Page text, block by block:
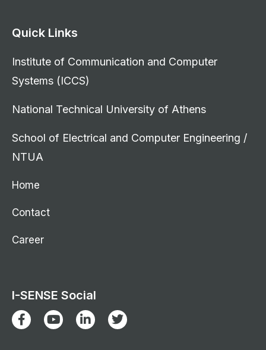
Quick Links
Institute of Communication and Computer
Systems (ICCS)
National Technical University of Athens
School of Electrical and Computer Engineering /
NTUA
Home
Contact
Career
I-SENSE Social